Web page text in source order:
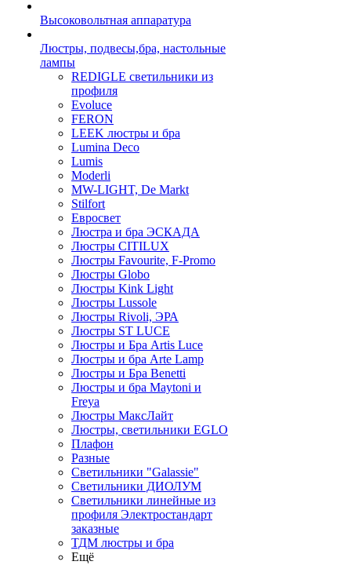
Высоковольтная аппаратура
Люстры, подвесы,бра, настольные
лампы
REDIGLE светильники из
профиля
Evoluce
FERON
LEEK люстры и бра
Lumina Deco
Lumis
Moderli
MW-LIGHT, De Markt
Stilfort
Евросвет
Люстра и бра ЭСКАДА
Люстры CITILUX
Люстры Favourite, F-Promo
Люстры Globo
Люстры Kink Light
Люстры Lussole
Люстры Rivoli, ЭРА
Люстры ST LUCE
Люстры и Бра Artis Luce
Люстры и бра Arte Lamp
Люстры и Бра Benetti
Люстры и бра Maytoni и
Freya
Люстры МаксЛайт
Люстры, светильники EGLO
Плафон
Разные
Светильники "Galassie"
Светильники ДИОЛУМ
Светильники линейные из
профиля Электростандарт
заказные
ТДМ люстры и бра
Ещё